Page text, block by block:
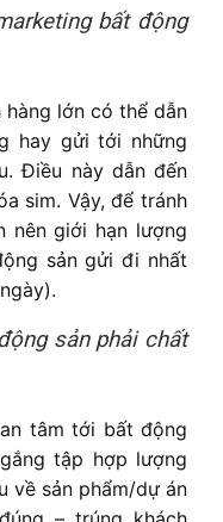
bất động
lớn có thể dẫn
hay gửi tới những
Điều này dẫn đến
sim. Vậy, để tránh
nên giới hạn lượng
sản gửi đi nhất
sản phải chất
tâm tới bất động
tập hợp lượng
về sản phẩm/dự án